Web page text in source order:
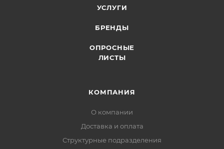
УСЛУГИ
БРЕНДЫ
ОПРОСНЫЕ
ЛИСТЫ
КОМПАНИЯ
О компании
Доставка и оплата
Структурные подразделения